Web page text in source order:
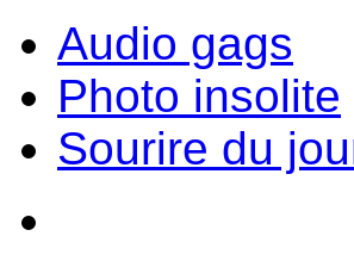
Audio gags
Photo insolite
Sourire du